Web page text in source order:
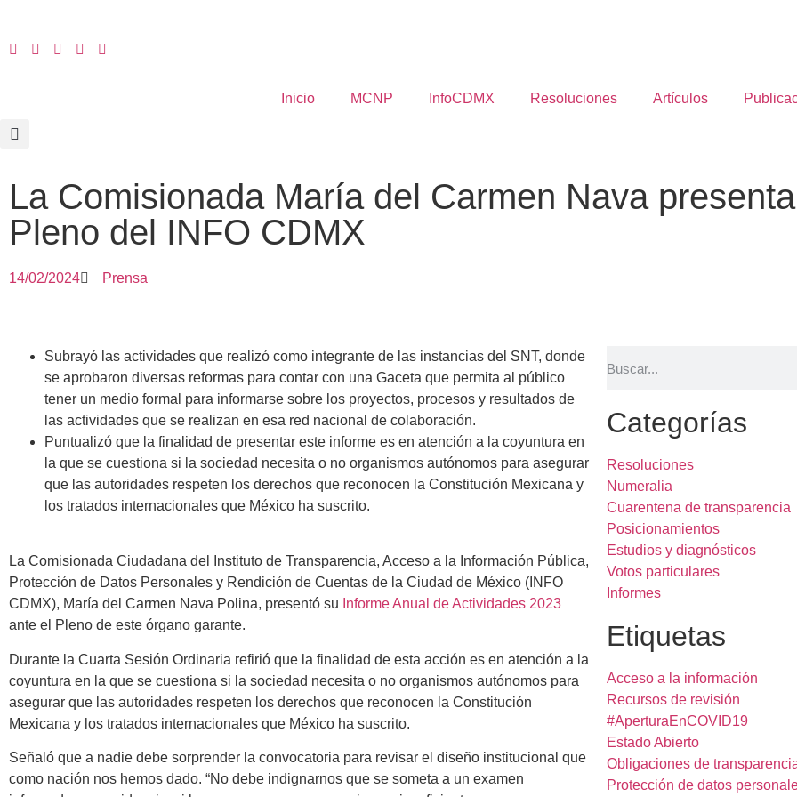
Inicio MCNP InfoCDMX Resoluciones Artículos
La Comisionada María del Carmen Nava
Pleno del INFO CDMX
14/02/2024 Prensa
Subrayó las actividades que realizó como integrante de las instancias del SNT, donde
se aprobaron diversas reformas para contar con una Gaceta que permita al público
tener un medio formal para informarse sobre los proyectos, procesos y resultados de
las actividades que se realizan en esa red nacional de colaboración.
Puntualizó que la finalidad de presentar este informe es en atención a la coyuntura en
la que se cuestiona si la sociedad necesita o no organismos autónomos para asegurar
que las autoridades respeten los derechos que reconocen la Constitución Mexicana y
los tratados internacionales que México ha suscrito.
La Comisionada Ciudadana del Instituto de Transparencia, Acceso a la Información Pública,
Protección de Datos Personales y Rendición de Cuentas de la Ciudad de México (INFO
CDMX), María del Carmen Nava Polina, presentó su Informe Anual de Actividades 2023
ante el Pleno de este órgano garante.
Durante la Cuarta Sesión Ordinaria refirió que la finalidad de esta acción es en atención a la
coyuntura en la que se cuestiona si la sociedad necesita o no organismos autónomos para
asegurar que las autoridades respeten los derechos que reconocen la Constitución
Mexicana y los tratados internacionales que México ha suscrito.
Señaló que a nadie debe sorprender la convocatoria para revisar el diseño institucional que
como nación nos hemos dado. “No debe indignarnos que se someta a un examen
Categorías
Resoluciones
Numeralia
Cuarentena de transparencia
Posicionamientos
Estudios y diagnósticos
Votos particulares
Informes
Etiquetas
Acceso a la información
Recursos de revisión
#AperturaEnCOVID19
Estado Abierto
Obligaciones de
Protección de datos